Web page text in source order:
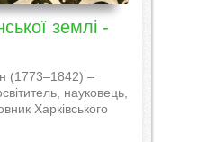
землі -
(1773–1842) –
науковець,
Харківського